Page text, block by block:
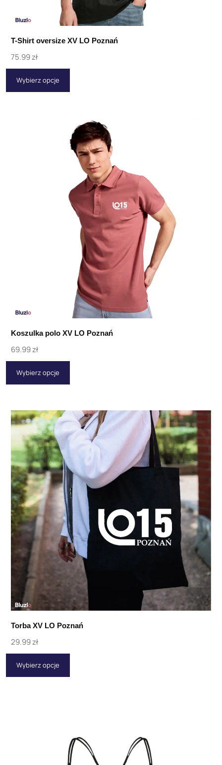
T-Shirt oversize XV LO Poznań
75.99zł
Wybierz opcje
Koszulka polo XV LO Poznań
69.99zł
Wybierz opcje
Torba XV LO Poznań
29.99zł
Wybierz opcje